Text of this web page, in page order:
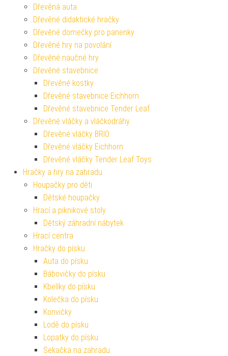
Dřevěná auta
Dřevěné didaktické hračky
Dřevěné domečky pro panenky
Dřevěné hry na povolání
Dřevěné naučné hry
Dřevěné stavebnice
Dřevěné kostky
Dřevěné stavebnice Eichhorn
Dřevěné stavebnice Tender Leaf
Dřevěné vláčky a vláčkodráhy
Dřevěné vláčky BRIO
Dřevěné vláčky Eichhorn
Dřevěné vláčky Tender Leaf Toys
Hračky a hry na zahradu
Houpačky pro děti
Dětské houpačky
Hrací a piknikové stoly
Dětský záhradní nábytek
Hrací centra
Hračky do písku
Auta do písku
Bábovičky do písku
Kbelíky do písku
Kolečka do písku
Konvičky
Lodě do písku
Lopatky do písku
Sekačka na zahradu